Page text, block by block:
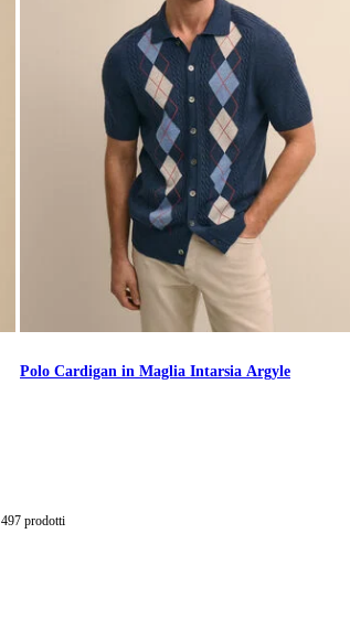
Polo Cardigan in Maglia Intarsia Argyle
497prodotti